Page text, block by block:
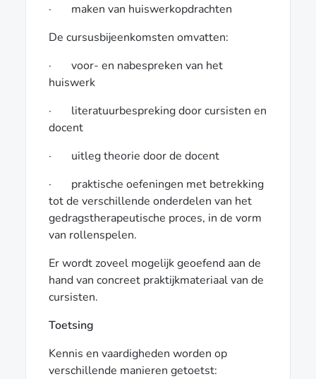
· maken van huiswerkopdrachten
De cursusbijeenkomsten omvatten:
· voor- en nabespreken van het
huiswerk
· literatuurbespreking door cursisten en
docent
· uitleg theorie door de docent
· praktische oefeningen met betrekking
tot de verschillende onderdelen van het
gedragstherapeutische proces, in de vorm
van rollenspelen.
Er wordt zoveel mogelijk geoefend aan de
hand van concreet praktijkmateriaal van de
cursisten.
Toetsing
Kennis en vaardigheden worden op
verschillende manieren getoetst: